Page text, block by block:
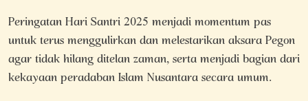
Peringatan Hari Santri 2025 menjadi momentum pas
untuk terus menggulirkan dan melestarikan aksara Pegon
agar tidak hilang ditelan zaman, serta menjadi bagian dari
kekayaan peradaban Islam Nusantara secara umum.